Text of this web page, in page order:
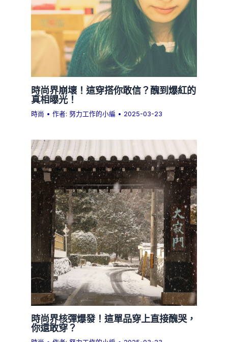
時尚界崩壞！這穿搭你敢信？醜到爆紅的
真相曝光！
時尚 • 作者:努力工作的小編 • 2025-03-23
時尚界核彈爆發！這單品穿上直接醜哭，
你還敢穿？